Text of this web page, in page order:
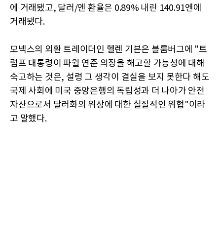
에 거래됐고, 달러/엔 환율은 0.89% 내린 140.91엔에
거래됐다.
모넥스의 외환 트레이더인 헬렌 기븐은 블룸버그에 "트
럼프 대통령이 파월 연준 의장을 해고할 가능성에 대해
숙고하는 것은, 설령 그 생각이 결실을 보지 못한다 해도
국제 사회에 미국 중앙은행의 독립성과 더 나아가 안전
자산으로서 달러화의 위상에 대한 실질적인 위협"이라
고 말했다.